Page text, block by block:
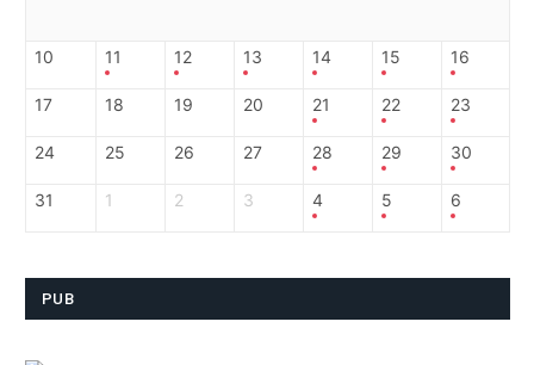
10 11 12 13 14 15 16
17 18 19 20 21 22 23
24 25 26 27 28 29 30
31 1 2 3 4 5 6
PUB